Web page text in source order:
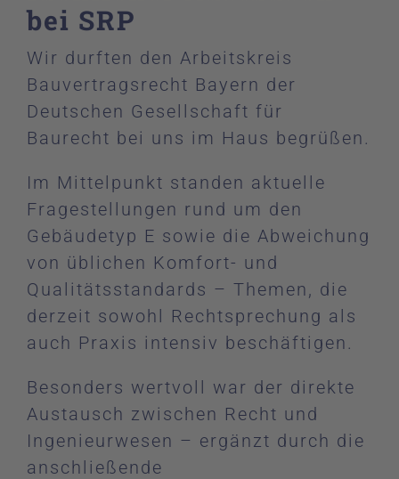
bei SRP
Wir durften den Arbeitskreis
Bauvertragsrecht Bayern der
Deutschen Gesellschaft für
Baurecht bei uns im Haus begrüßen.
Im Mittelpunkt standen aktuelle
Fragestellungen rund um den
Gebäudetyp E sowie die Abweichung
von üblichen Komfort- und
Qualitätsstandards – Themen, die
derzeit sowohl Rechtsprechung als
auch Praxis intensiv beschäftigen.
Besonders wertvoll war der direkte
Austausch zwischen Recht und
Ingenieurwesen – ergänzt durch die
anschließende